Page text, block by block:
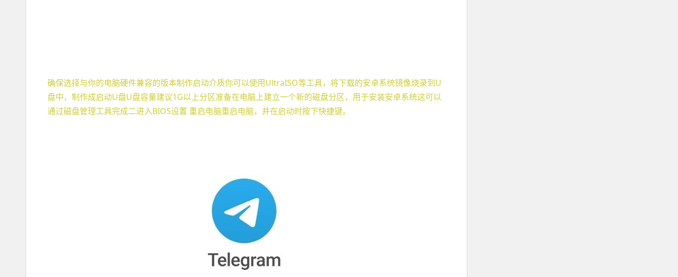
确保选择与你的电脑硬件兼容的版本制作启动介质你可以使用UltraISO等工具，将下载的安卓系统镜像烧录到U
盘中，制作成启动U盘U盘容量建议1G以上分区准备在电脑上建立一个新的磁盘分区，用于安装安卓系统这可以
通过磁盘管理工具完成二进入BIOS设置 重启电脑重启电脑，并在启动时按下快捷键。